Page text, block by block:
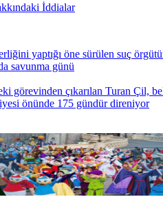
İddialar
savunma günü
önünde 175 gündür direniyor